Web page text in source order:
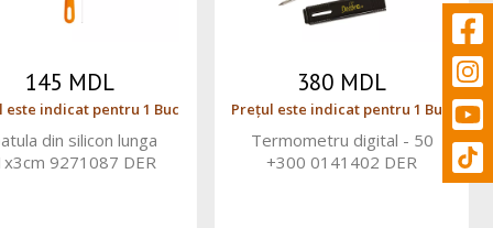
145 MDL
este indicat pentru 1 Buc
din silicon lunga
9271087 DER
380 MDL
Prețul este indicat pentru 1 Buc.
Termometru digital - 50
+300 0141402 DER